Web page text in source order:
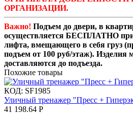
ОРГАНИЗАЦИИ.
Важно! Подъем до двери, в
осуществляется БЕСПЛАТНО
лифта, вмещающего в себя груз
подъем от 100 руб/этаж). Изделия
доставляются до подъезда.
Похожие товары
КОД: SF1985
Уличный тренажер "Пресс +
41 198.64 Р